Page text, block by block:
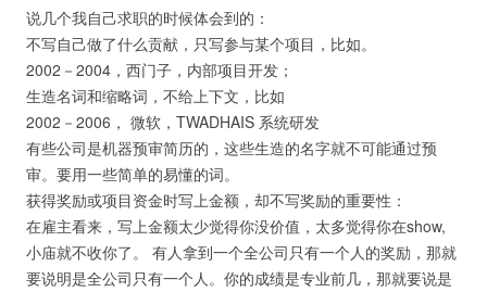
说几个我自己求职的时候体会到的：
不写自己做了什么贡献，只写参与某个项目，比如。
2002－2004，西门子，内部项目开发；
生造名词和缩略词，不给上下文，比如
2002－2006， 微软，TWADHAIS 系统研发
有些公司是机器预审简历的，这些生造的名字就不可能通过预
审。要用一些简单的易懂的词。
获得奖励或项目资金时写上金额，却不写奖励的重要性：
在雇主看来，写上金额太少觉得你没价值，太多觉得你在show,
小庙就不收你了。 有人拿到一个全公司只有一个人的奖励，那就
要说明是全公司只有一个人。你的成绩是专业前几，那就要说是